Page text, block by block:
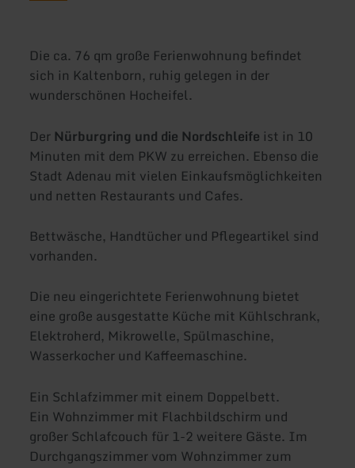
Die ca. 76 qm große Ferienwohnung befindet
sich in Kaltenborn, ruhig gelegen in der
wunderschönen Hocheifel.
Der Nürburgring und die Nordschleife ist in 10
Minuten mit dem PKW zu erreichen. Ebenso die
Stadt Adenau mit vielen Einkaufsmöglichkeiten
und netten Restaurants und Cafes.
Bettwäsche, Handtücher und Pflegeartikel sind
vorhanden.
Die neu eingerichtete Ferienwohnung bietet
eine große ausgestatte Küche mit Kühlschrank,
Elektroherd, Mikrowelle, Spülmaschine,
Wasserkocher und Kaffeemaschine.
Ein Schlafzimmer mit einem Doppelbett.
Ein Wohnzimmer mit Flachbildschirm und
großer Schlafcouch für 1-2 weitere Gäste. Im
Durchgangszimmer vom Wohnzimmer zum